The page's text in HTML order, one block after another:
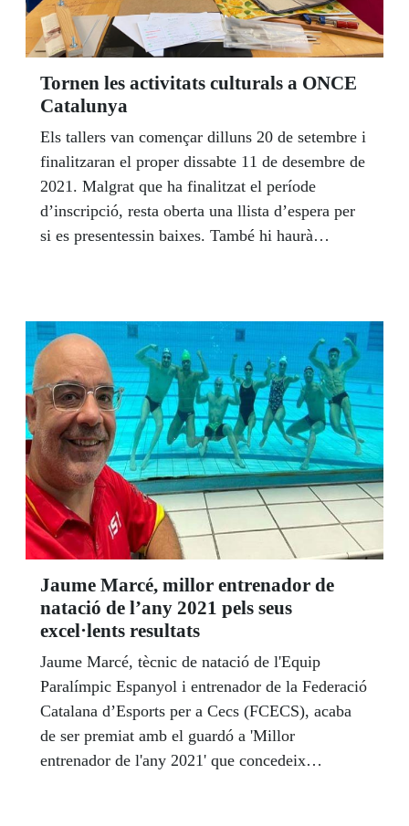
Tornen les activitats culturals a ONCE
Catalunya
Els tallers van començar dilluns 20 de setembre i
finalitzaran el proper dissabte 11 de desembre de
2021. Malgrat que ha finalitzat el període
d’inscripció, resta oberta una llista d’espera per
si es presentessin baixes. També hi haurà
que marquin les autoritats sanitàries.
Jaume Marcé, millor entrenador de
natació de l’any 2021 pels seus
excel·lents resultats
Jaume Marcé, tècnic de natació de l'Equip
Paralímpic Espanyol i entrenador de la Federació
Catalana d’Esports per a Cecs (FCECS), acaba
de ser premiat amb el guardó a 'Millor
entrenador de l'any 2021' que concedeix